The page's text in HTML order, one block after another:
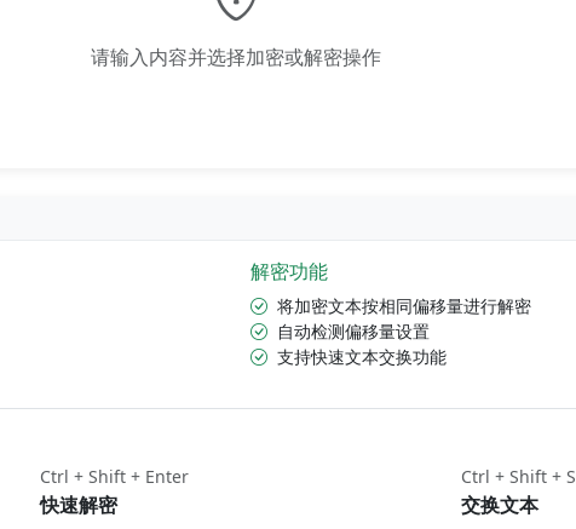
请输入内容并选择加密或解密操作
解密功能
将加密文本按相同偏移量进行解密
自动检测偏移量设置
支持快速文本交换功能
Ctrl + Shift + Enter
快速解密
Ctrl + Shift + S
交换文本